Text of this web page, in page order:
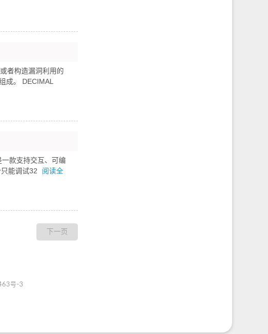
者构造漏洞利用的
成。 DECIMAL
款支持交互、可编
能调试32
阅读全
下一页
号-3